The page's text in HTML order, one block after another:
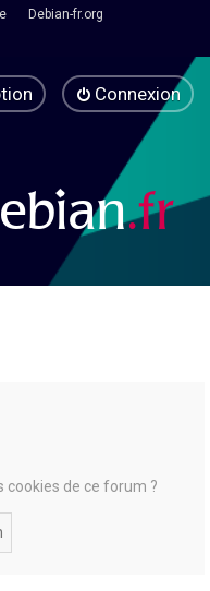
Debian-fr.org
Connexion
cookies de ce forum ?